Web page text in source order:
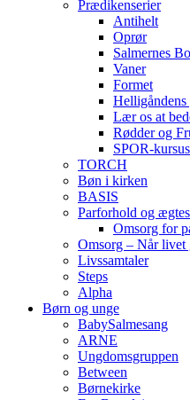
Prædikenserier
Antihelt
Oprør
Salmernes
Vaner
Formet
Helligåndens
Lær os at
Rødder og
SPOR-
TORCH
Bøn i kirken
BASIS
Parforhold og
Omsorg for
Omsorg – Når livet
Livssamtaler
Steps
Alpha
Børn og unge
BabySalmesang
ARNE
Ungdomsgruppen
Between
Børnekirke